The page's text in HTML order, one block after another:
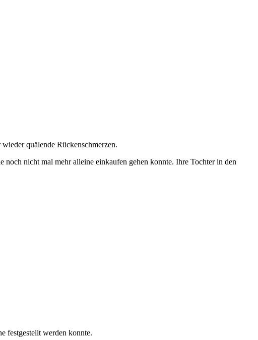
quälende Rückenschmerzen.
noch nicht mal mehr alleine einkaufen gehen konnte. Ihre Tochter in den
festgestellt werden konnte.